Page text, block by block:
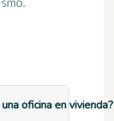
oficina en vivienda?